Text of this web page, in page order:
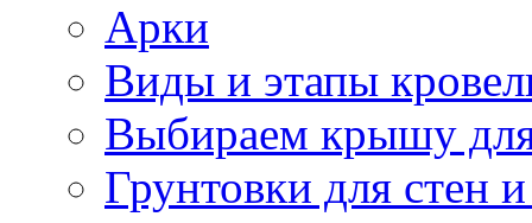
Арки
Виды и этапы
Выбираем крышу
Грунтовки для стен